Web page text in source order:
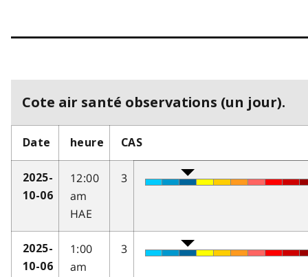
Cote air santé observations (un jour).
Date heure CAS
2025-
10-06
12:00
am
HAE
3
2025-
10-06
1:00
am
3